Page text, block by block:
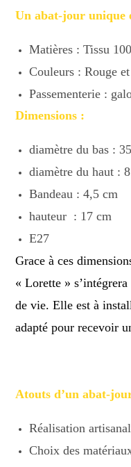
Un abat-jour unique
Matières : Tissu
Couleurs : Rouge
Passementerie :
Dimensions :
diamètre du bas :
diamètre du haut :
Bandeau : 4,5 cm
hauteur : 17 cm
E27
Grace à ces
« Lorette »
de vie. Elle est à
adapté pour recevoir
Atouts d’un abat-
Réalisation
Choix des